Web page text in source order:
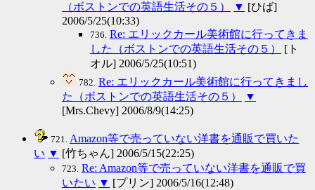
（ボストンでの英語生活その５）
▼ [ひば]
2006/5/25(10:33)
736. Re: エリックカール美術館に行ってきま
した（ボストンでの英語生活その５）
[ト
オル] 2006/5/25(10:51)
782. Re: エリックカール美術館に行ってきまし
た（ボストンでの英語生活その５）
▼
[Mrs.Chevy] 2006/8/9(14:25)
721.
Amazon等で売っていない洋書を通販で買いた
い ▼ [竹ちゃん] 2006/5/15(22:25)
723. Re: Amazon等で売っていない洋書を通販で買
いたい ▼ [プリン] 2006/5/16(12:48)